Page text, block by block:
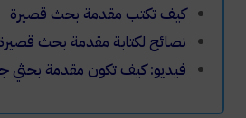
كيف تكتب مقدمة بحث قصيرة
نصائح لكتابة مقدمة بحث
فيديو: كيف تكون مقدمة بحثي